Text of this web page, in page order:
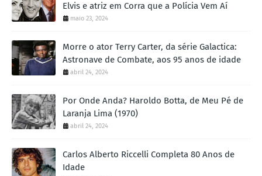
Elvis e atriz em Corra que a Polícia Vem Aí
maio 23, 2024
Morre o ator Terry Carter, da série Galactica:
Astronave de Combate, aos 95 anos de idade
abril 24, 2024
Por Onde Anda? Haroldo Botta, de Meu Pé de
Laranja Lima (1970)
abril 24, 2024
Carlos Alberto Riccelli Completa 80 Anos de
Idade